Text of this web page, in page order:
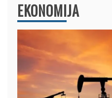
EKONOMIJA